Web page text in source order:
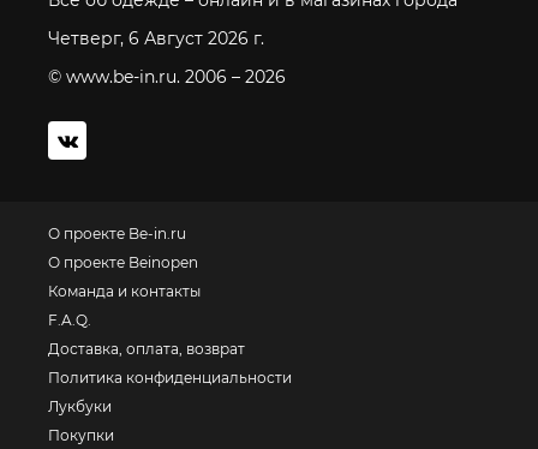
Четверг, 6 Август 2026 г.
© www.be-in.ru. 2006 – 2026
О проекте Be-in.ru
О проекте Beinopen
Команда и контакты
F.A.Q.
Доставка, оплата, возврат
Политика конфиденциальности
Лукбуки
Покупки